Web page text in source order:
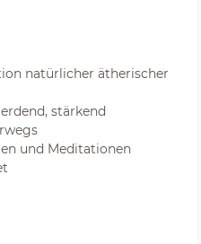
natürlicher ätherischer
stärkend
und Meditationen